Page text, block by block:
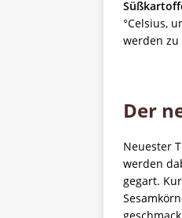
°Celsius,
werden zu
Der
Neuester
werden
gegart.